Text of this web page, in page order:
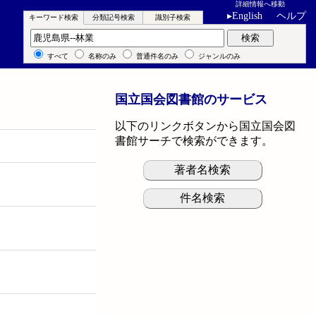
詳細情報へ移動
▸English ヘルプ
キーワード検索 分類記号検索 識別子検索
キーワード検索 検索
すべて 名称のみ 普通件名のみ ジャンルのみ
国立国会図書館のサービス
以下のリンクボタンから国立国会図
書館サーチで検索ができます。
著者名検索
件名検索